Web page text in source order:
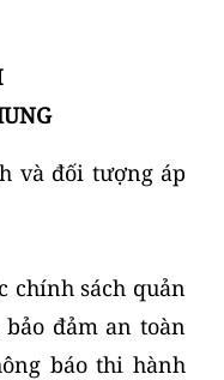
và đối tượng áp
chính sách quản
đảm an toàn
báo thi hành